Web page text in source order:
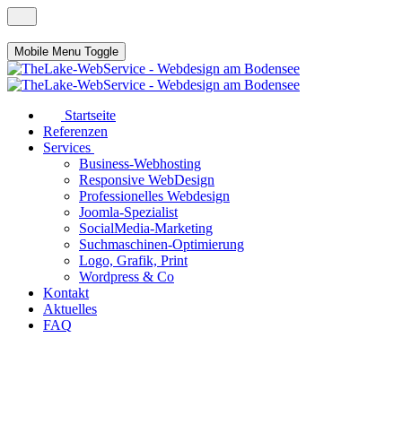
Mobile Menu Toggle
Startseite
Referenzen
Services
Business-Webhosting
Responsive WebDesign
Professionelles Webdesign
Joomla-Spezialist
SocialMedia-Marketing
Suchmaschinen-Optimierung
Logo, Grafik, Print
Wordpress & Co
Kontakt
Aktuelles
FAQ